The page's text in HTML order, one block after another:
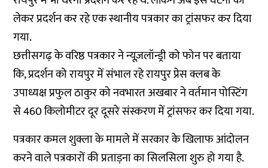
लेकर प्रदर्शन कर रहे एक स्थानीय पत्रकार का ट्रांसफर कर दिया
गया.
छत्तीसगढ़ के वरिष्ठ पत्रकार ने न्यूज़लॉन्ड्री को फोन पर बताया
कि, प्रदर्शन को रायपुर में संभाल रहे रायपुर प्रेस क्लब के
उपाध्यक्ष प्रफुल ठाकुर को नवभारत अखबार ने वर्तमान पोस्टिंग
से 460 किलोमीटर दूर दूसरे संस्करण में ट्रांसफर कर दिया गया.
पत्रकार कमल शुक्ला के मामले में सरकार के खिलाफ आंदोलन
करने वाले पत्रकारों की प्रताड़ना का सिलसिला शुरु हो गया है.